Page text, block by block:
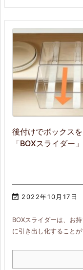
後付けでボックス
「BOXスライダー」
 2022年10月17日
BOXスライダーは、お
に引き出し化すること